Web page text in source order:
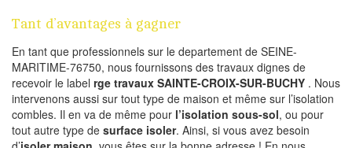
Tant d’avantages à gagner
En tant que professionnels sur le departement de SEINE-
MARITIME-76750, nous fournissons des travaux dignes de
recevoir le label rge travaux SAINTE-CROIX-SUR-BUCHY . Nous
intervenons aussi sur tout type de maison et même sur l’isolation
combles. Il en va de même pour l’isolation sous-sol, ou pour
tout autre type de surface isoler. Ainsi, si vous avez besoin